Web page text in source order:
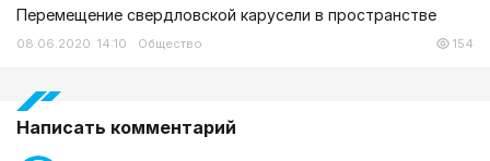
Перемещение свердловской карусели в пространстве
08.06.2020 14:10 Общество 154
Написать комментарий